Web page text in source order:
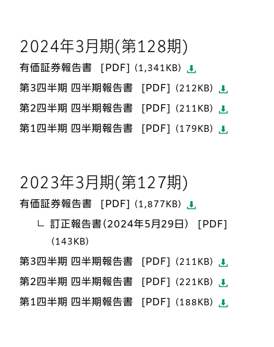
2024年3月期(第128期)
有価証券報告書 （1,341KB）
第3四半期 四半期報告書 （212KB）
第2四半期 四半期報告書 （211KB）
第1四半期 四半期報告書 （179KB）
2023年3月期(第127期)
有価証券報告書 （1,877KB）
訂正報告書（2024年5月29日）
（143KB）
第3四半期 四半期報告書 （211KB）
第2四半期 四半期報告書 （221KB）
第1四半期 四半期報告書 （188KB）